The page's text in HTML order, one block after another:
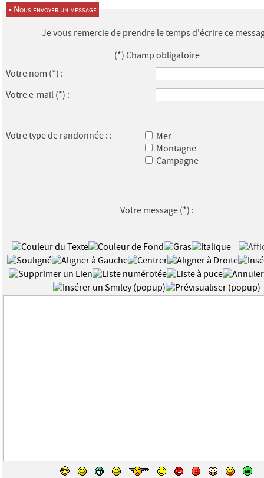
• Nous envoyer un message
Je vous remercie de prendre le temps d'écrire ce
(*) Champ obligatoire
Votre nom (*) :
Votre e-mail (*) :
Votre type de randonnée : :
Mer
Montagne
Campagne
Votre message (*) :